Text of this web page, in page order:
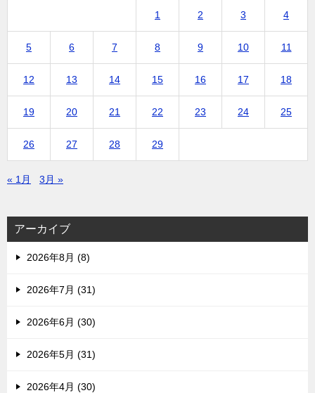
1 2 3 4
5 6 7 8 9 10 11
12 13 14 15 16 17 18
19 20 21 22 23 24 25
26 27 28 29
« 1月 3月 »
アーカイブ
2026年8月 (8)
2026年7月 (31)
2026年6月 (30)
2026年5月 (31)
2026年4月 (30)